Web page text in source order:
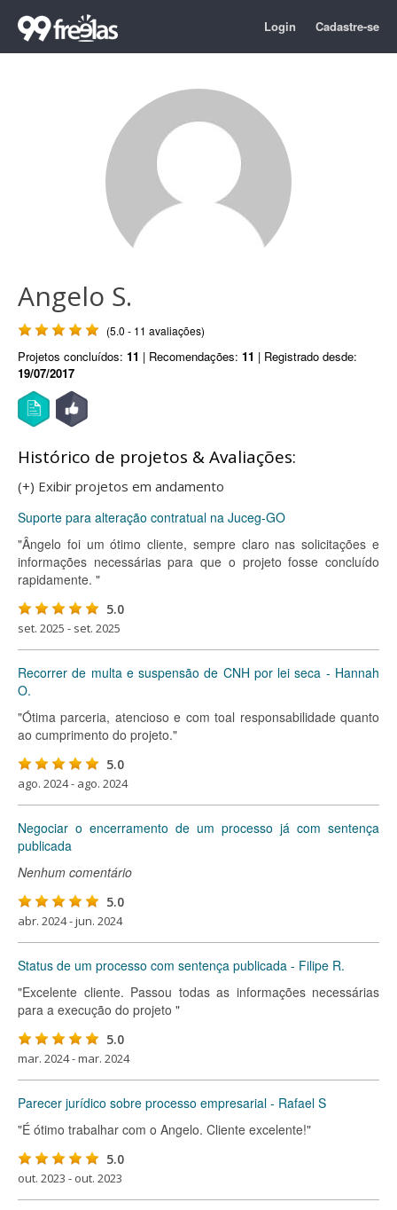
Login Cadastre-se
Angelo S.
(5.0 - 11 avaliações)
Projetos concluídos: 11 | Recomendações: 11 | Registrado desde:
19/07/2017
Histórico de projetos & Avaliações:
(+) Exibir projetos em andamento
Suporte para alteração contratual na Juceg-GO
"Ângelo foi um ótimo cliente, sempre claro nas solicitações e
informações necessárias para que o projeto fosse concluído
rapidamente. "
5.0
set. 2025 - set. 2025
Recorrer de multa e suspensão de CNH por lei seca - Hannah
O.
"Ótima parceria, atencioso e com toal responsabilidade quanto
ao cumprimento do projeto."
5.0
ago. 2024 - ago. 2024
Negociar o encerramento de um processo já com sentença
publicada
Nenhum comentário
5.0
abr. 2024 - jun. 2024
Status de um processo com sentença publicada - Filipe R.
"Excelente cliente. Passou todas as informações necessárias
para a execução do projeto "
5.0
mar. 2024 - mar. 2024
Parecer jurídico sobre processo empresarial - Rafael S
"É ótimo trabalhar com o Angelo. Cliente excelente!"
5.0
out. 2023 - out. 2023